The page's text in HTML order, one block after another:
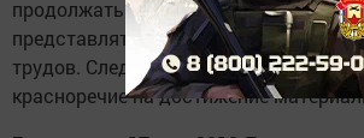
продолжать спать. Сегодня ты
представлять, что хочешь получить в
трудов. Следует направить все твое
красноречие на достижение